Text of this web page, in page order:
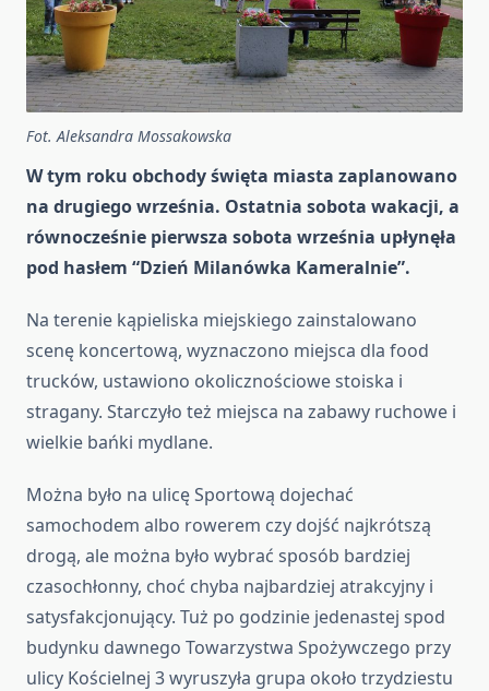
Fot. Aleksandra Mossakowska
W tym roku obchody święta miasta zaplanowano
na drugiego września. Ostatnia sobota wakacji, a
równocześnie pierwsza sobota września upłynęła
pod hasłem “Dzień Milanówka Kameralnie”.
Na terenie kąpieliska miejskiego zainstalowano
scenę koncertową, wyznaczono miejsca dla food
trucków, ustawiono okolicznościowe stoiska i
stragany. Starczyło też miejsca na zabawy ruchowe i
wielkie bańki mydlane.
Można było na ulicę Sportową dojechać
samochodem albo rowerem czy dojść najkrótszą
drogą, ale można było wybrać sposób bardziej
czasochłonny, choć chyba najbardziej atrakcyjny i
satysfakcjonujący. Tuż po godzinie jedenastej spod
budynku dawnego Towarzystwa Spożywczego przy
ulicy Kościelnej 3 wyruszyła grupa około trzydziestu